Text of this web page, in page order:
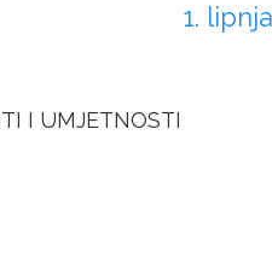
1.
I UMJETNOSTI